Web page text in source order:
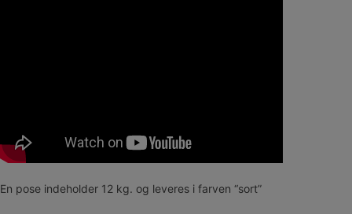
En pose indeholder 12 kg. og leveres i farven “sort”